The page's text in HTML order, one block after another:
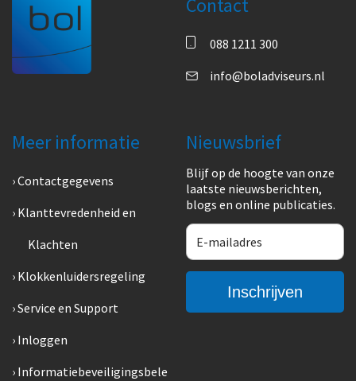
Contact
088 1211 300
info@boladviseurs.nl
Meer informatie
Contactgegevens
Klanttevredenheid en
Klachten
Klokkenluidersregeling
Service en Support
Inloggen
Informatiebeveiligingsbele
Nieuwsbrief
Blijf op de hoogte van onze
laatste nieuwsberichten,
blogs en online publicaties.